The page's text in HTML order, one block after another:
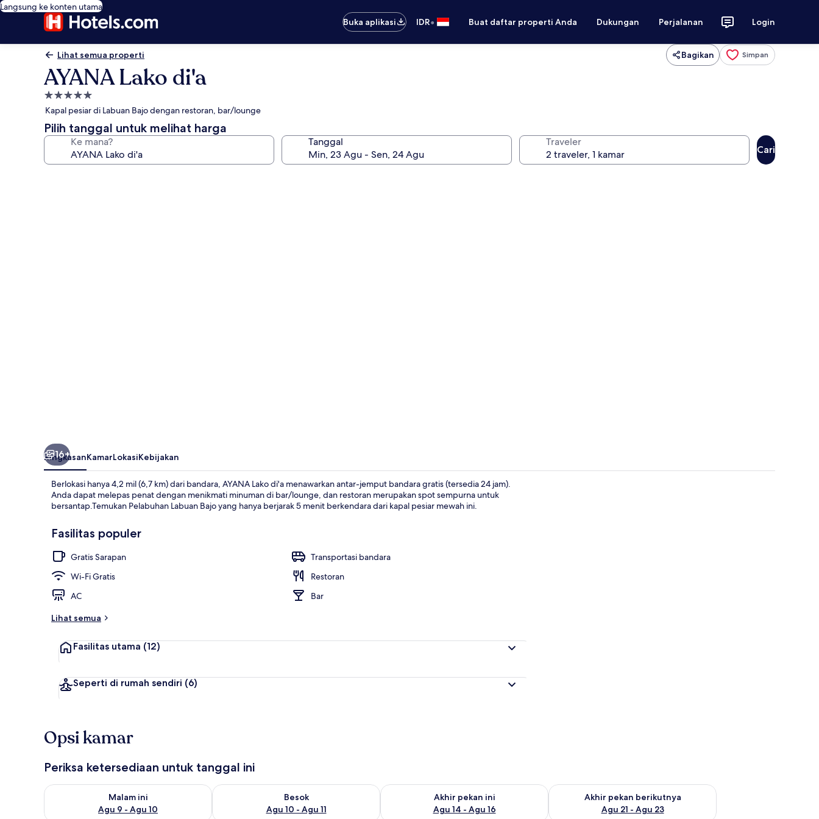
Langsung ke konten utama
Buka aplikasi
IDR• Buat daftar properti Anda Dukungan Perjalanan Login
Lihat semua properti Bagikan Simpan
AYANA Lako di'a
Properti
bintang
5.0
Kapal pesiar di Labuan Bajo dengan restoran, bar/lounge
Pilih tanggal untuk melihat harga
Ke mana? Tanggal Traveler
Cari
16+
RingkasanKamarLokasiKebijakan
Berlokasi hanya 4,2 mil (6,7 km) dari bandara, AYANA Lako di'a menawarkan antar-jemput bandara gratis (tersedia 24 jam).
Anda dapat melepas penat dengan menikmati minuman di bar/lounge, dan restoran merupakan spot sempurna untuk
bersantap.Temukan Pelabuhan Labuan Bajo yang hanya berjarak 5 menit berkendara dari kapal pesiar mewah ini.
Fasilitas populer
Gratis Sarapan
Transportasi bandara
Wi-Fi Gratis
Restoran
AC
Bar
Lihat semua
Fasilitas utama (12)
Seperti di rumah sendiri (6)
Opsi kamar
Periksa ketersediaan untuk tanggal ini
Malam ini
Agu 9 - Agu 10
Periksa ketersediaan untuk malam ini Agu 9 - Agu 10
Besok
Agu 10 - Agu 11
Periksa ketersediaan untuk besok Agu 10 - Agu 11
Akhir pekan ini
Agu 14 - Agu 16
Periksa ketersediaan untuk akhir pekan ini Agu 14 - Agu 16
Akhir pekan berikutnya
Agu 21 - Agu 23
Periksa ketersediaan untuk akhir pekan berikutnya Agu 21 -